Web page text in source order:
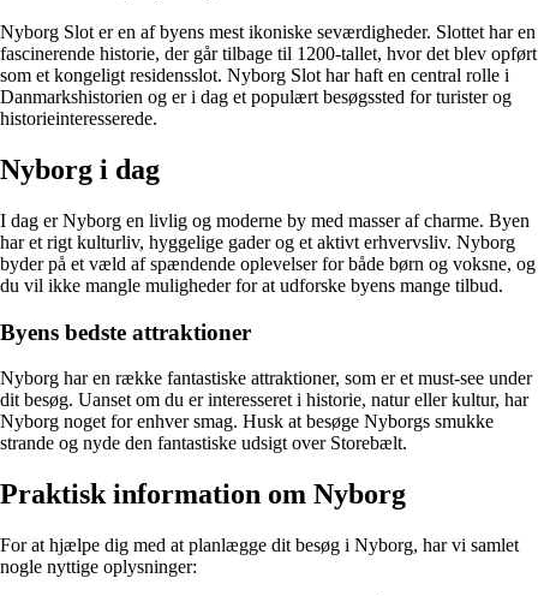
Nyborg Slot er en af byens mest ikoniske seværdigheder. Slottet har en
fascinerende historie, der går tilbage til 1200-tallet, hvor det blev opført
som et kongeligt residensslot. Nyborg Slot har haft en central rolle i
Danmarkshistorien og er i dag et populært besøgssted for turister og
historieinteresserede.
Nyborg i dag
I dag er Nyborg en livlig og moderne by med masser af charme. Byen
har et rigt kulturliv, hyggelige gader og et aktivt erhvervsliv. Nyborg
byder på et væld af spændende oplevelser for både børn og voksne, og
du vil ikke mangle muligheder for at udforske byens mange tilbud.
Byens bedste attraktioner
Nyborg har en række fantastiske attraktioner, som er et must-see under
dit besøg. Uanset om du er interesseret i historie, natur eller kultur, har
Nyborg noget for enhver smag. Husk at besøge Nyborgs smukke
strande og nyde den fantastiske udsigt over Storebælt.
Praktisk information om Nyborg
For at hjælpe dig med at planlægge dit besøg i Nyborg, har vi samlet
nogle nyttige oplysninger: